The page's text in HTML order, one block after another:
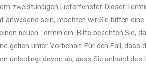
zweistündigen Lieferfenster. Dieser
anwesend sein, möchten wir Sie bitten
neuen Termin ein. Bitte beachten Sie,
gelten unter Vorbehalt. Für den Fall,
unbedingt davon ab, dass Sie anhand